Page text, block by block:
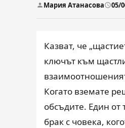
Мария Атанасова 05/
Казват, че
ключът към
Когато вземате
обсъдите. Един
брак с човека,